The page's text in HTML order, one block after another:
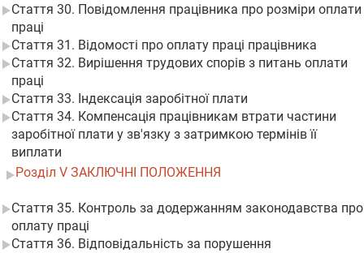
Стаття 30. Повідомлення працівника про розміри оплати
праці
Стаття 31. Відомості про оплату праці працівника
Стаття 32. Вирішення трудових спорів з питань оплати
праці
Стаття 33. Індексація заробітної плати
Стаття 34. Компенсація працівникам втрати частини
заробітної плати у зв'язку з затримкою термінів її
виплати
Розділ V ЗАКЛЮЧНІ ПОЛОЖЕННЯ
Стаття 35. Контроль за додержанням законодавства про
оплату праці
Стаття 36. Відповідальність за порушення